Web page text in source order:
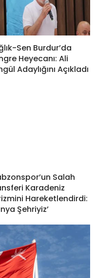
Sen Burdur’da
Heyecanı: Ali
Adaylığını Açıkladı
Salah
Karadeniz
Hareketlendirdi:
Şehriyiz’